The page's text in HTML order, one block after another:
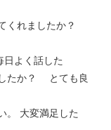
くれましたか？
よく話した
たか？ とても良
。 大変満足した